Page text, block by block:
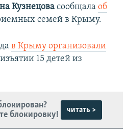
Кузнецова сообщала об
семей в Крыму.
в Крыму организовали
15 детей из
блокировку!
читать >